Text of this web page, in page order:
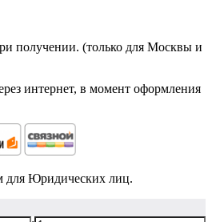
получении. (только для Москвы и
интернет, в момент оформления
для Юридических лиц.